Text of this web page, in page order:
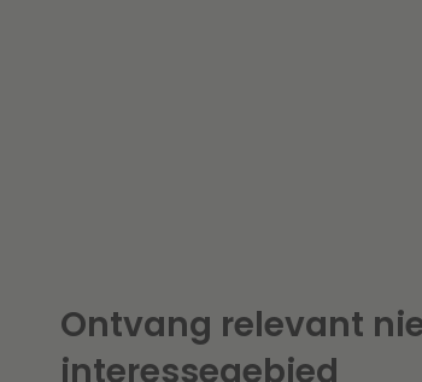
Ontvang relevant
interessegebied